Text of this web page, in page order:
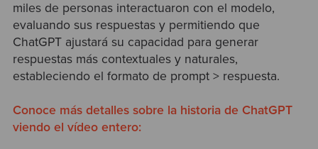
miles de personas interactuaron con el modelo,
evaluando sus respuestas y permitiendo que
ChatGPT ajustará su capacidad para generar
respuestas más contextuales y naturales,
estableciendo el formato de prompt > respuesta.
Conoce más detalles sobre la historia de ChatGPT
viendo el vídeo entero: